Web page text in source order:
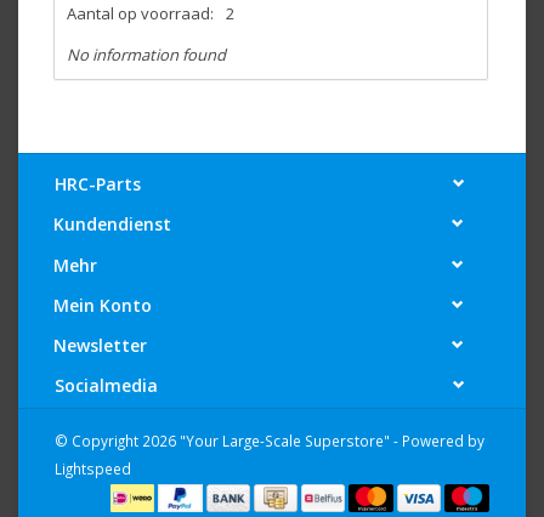
Aantal op voorraad:
2
No information found
HRC-Parts
Kundendienst
Mehr
Mein Konto
Newsletter
Socialmedia
© Copyright 2026 "Your Large-Scale Superstore" - Powered by
Lightspeed